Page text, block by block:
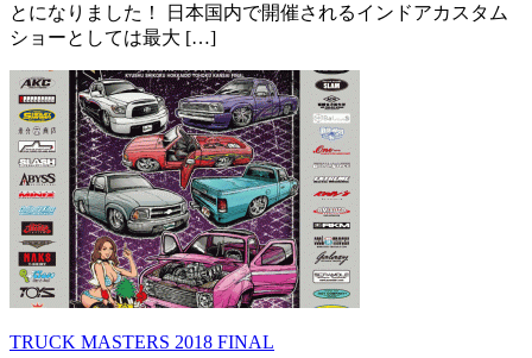
とになりました！ 日本国内で開催されるインドアカスタム
ショーとしては最大 […]
TRUCK MASTERS 2018 FINAL